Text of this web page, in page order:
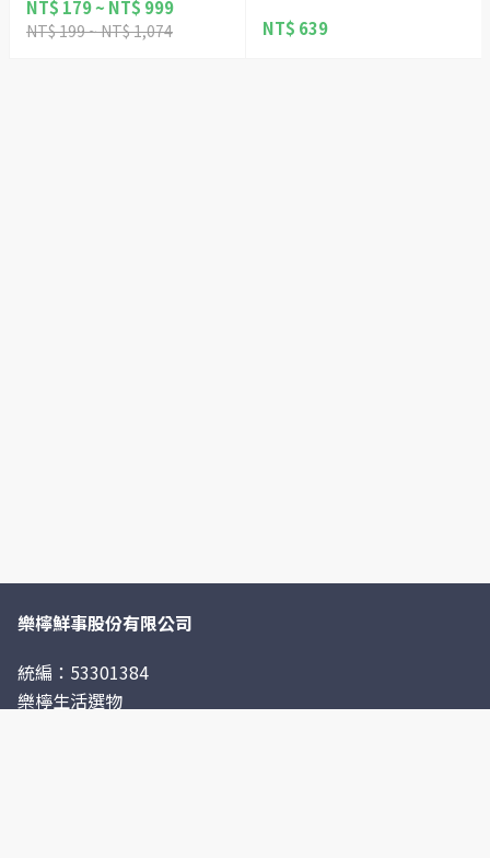
NT$ 179 ~ NT$ 999
NT$ 199 ~ NT$ 1,074 NT$ 639
樂檸鮮事股份有限公司
統編：53301384
樂檸生活選物